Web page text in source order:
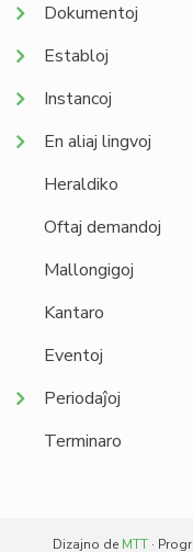
Dokumentoj
Establoj
Instancoj
En aliaj lingvoj
Heraldiko
Oftaj demandoj
Mallongigoj
Kantaro
Eventoj
Periodaĵoj
Terminaro
Dizajno de MTT·